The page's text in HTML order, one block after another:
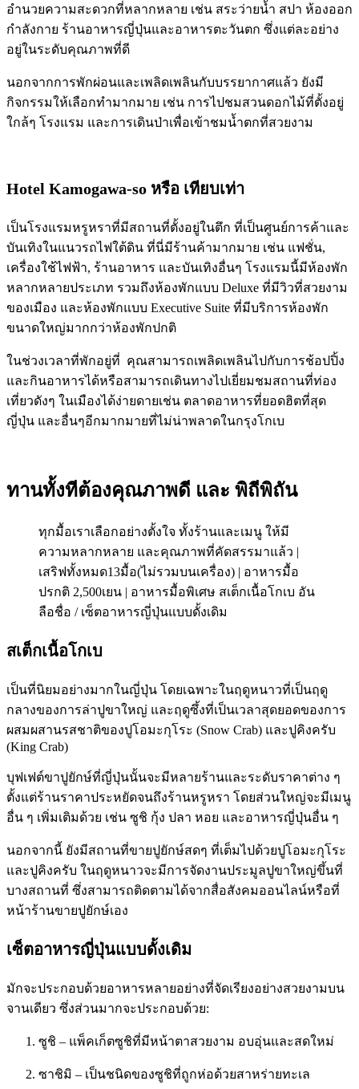
อำนวยความสะดวกที่หลากหลาย เช่น สระว่ายน้ำ สปา ห้องออก
กำลังกาย ร้านอาหารญี่ปุ่นและอาหารตะวันตก ซึ่งแต่ละอย่าง
อยู่ในระดับคุณภาพที่ดี
นอกจากการพักผ่อนและเพลิดเพลินกับบรรยากาศแล้ว ยังมี
กิจกรรมให้เลือกทำมากมาย เช่น การไปชมสวนดอกไม้ที่ตั้งอยู่
ใกล้ๆ โรงแรม และการเดินป่าเพื่อเข้าชมน้ำตกที่สวยงาม
Hotel Kamogawa-so หรือ เทียบเท่า
เป็นโรงแรมหรูหราที่มีสถานที่ตั้งอยู่ในตึก ที่เป็นศูนย์การค้าและ
บันเทิงในแนวรถไฟใต้ดิน ที่นี่มีร้านค้ามากมาย เช่น แฟชั่น,
เครื่องใช้ไฟฟ้า, ร้านอาหาร และบันเทิงอื่นๆ โรงแรมนี้มีห้องพัก
หลากหลายประเภท รวมถึงห้องพักแบบ Deluxe ที่มีวิวที่สวยงาม
ของเมือง และห้องพักแบบ Executive Suite ที่มีบริการห้องพัก
ขนาดใหญ่มากกว่าห้องพักปกติ
ในช่วงเวลาที่พักอยู่ที่ คุณสามารถเพลิดเพลินไปกับการช้อปปิ้ง
และกินอาหารได้หรือสามารถเดินทางไปเยี่ยมชมสถานที่ท่อง
เที่ยวดังๆ ในเมืองได้ง่ายดายเช่น ตลาดอาหารที่ยอดฮิตที่สุด
ญี่ปุ่น และอื่นๆอีกมากมายที่ไม่น่าพลาดในกรุงโกเบ
ทานทั้งทีต้องคุณภาพดี และ พิถีพิถัน
ทุกมื้อเราเลือกอย่างตั้งใจ ทั้งร้านและเมนู ให้มี
ความหลากหลาย และคุณภาพที่คัดสรรมาแล้ว |
เสริฟทั้งหมด13มื้อ(ไม่รวมบนเครื่อง) | อาหารมื้อ
ปรกติ 2,500เยน | อาหารมื้อพิเศษ สเต็กเนื้อโกเบ อัน
ลือชื่อ / เซ็ตอาหารญี่ปุ่นแบบดั้งเดิม
สเต็กเนื้อโกเบ
เป็นที่นิยมอย่างมากในญี่ปุ่น โดยเฉพาะในฤดูหนาวที่เป็นฤดู
กลางของการล่าปูขาใหญ่ และฤดูซึ้งที่เป็นเวลาสุดยอดของการ
ผสมผสานรสชาติของปูโอมะกุโระ (Snow Crab) และปูคิงครับ
(King Crab)
บุฟเฟต์ขาปูยักษ์ที่ญี่ปุ่นนั้นจะมีหลายร้านและระดับราคาต่าง ๆ
ตั้งแต่ร้านราคาประหยัดจนถึงร้านหรูหรา โดยส่วนใหญ่จะมีเมนู
อื่น ๆ เพิ่มเติมด้วย เช่น ซูชิ กุ้ง ปลา หอย และอาหารญี่ปุ่นอื่น ๆ
นอกจากนี้ ยังมีสถานที่ขายปูยักษ์สดๆ ที่เต็มไปด้วยปูโอมะกุโระ
และปูคิงครับ ในฤดูหนาวจะมีการจัดงานประมูลปูขาใหญ่ขึ้นที่
บางสถานที่ ซึ่งสามารถติดตามได้จากสื่อสังคมออนไลน์หรือที่
หน้าร้านขายปูยักษ์เอง
เซ็ตอาหารญี่ปุ่นแบบดั้งเดิม
มักจะประกอบด้วยอาหารหลายอย่างที่จัดเรียงอย่างสวยงามบน
จานเดียว ซึ่งส่วนมากจะประกอบด้วย:
ซูชิ – แพ็คเก็ตซูชิที่มีหน้าตาสวยงาม อบอุ่นและสดใหม่
ซาชิมิ – เป็นชนิดของซูชิที่ถูกห่อด้วยสาหร่ายทะเล